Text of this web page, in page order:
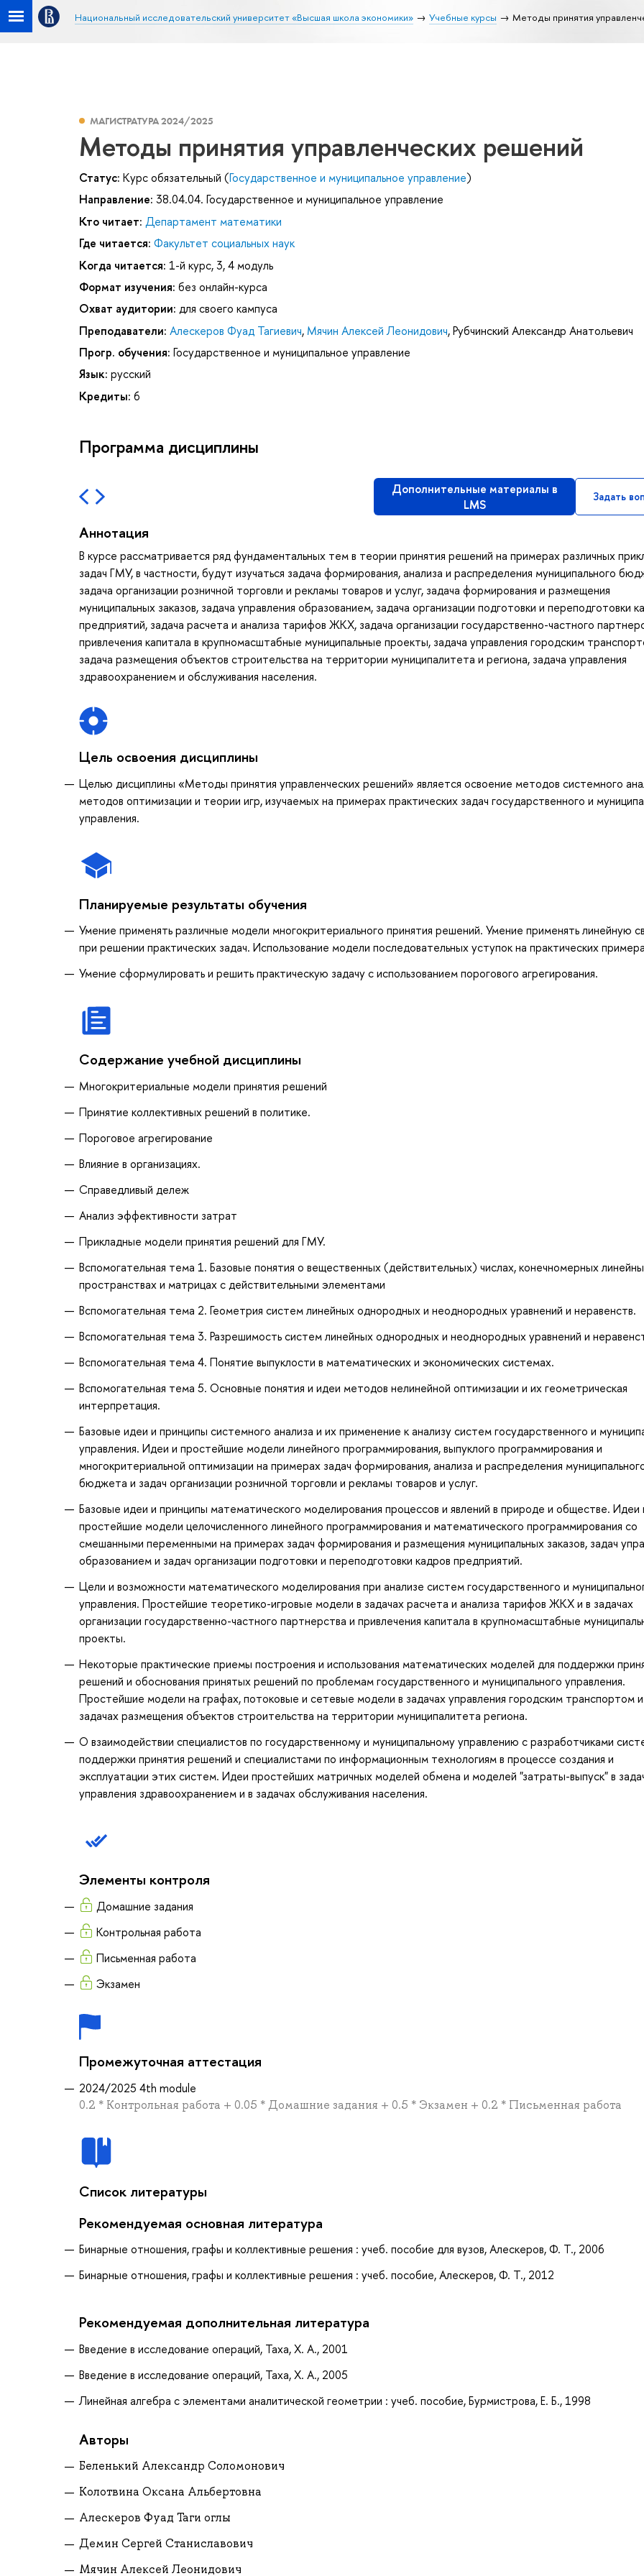
Национальный исследовательский университет «Высшая школа экономики» Учебные курсы Методы принятия
МАГИСТРАТУРА 2024/2025
Методы принятия управленческих решений
Статус: Курс обязательный (Государственное и муниципальное управление)
Направление: 38.04.04. Государственное и муниципальное управление
Кто читает: Департамент математики
Где читается: Факультет социальных наук
Когда читается: 1-й курс, 3, 4 модуль
Формат изучения: без онлайн-курса
Охват аудитории: для своего кампуса
Преподаватели: Алескеров Фуад Тагиевич, Мячин Алексей Леонидович,Рубчинский Александр Анатольевич
Прогр. обучения: Государственное и муниципальное управление
Язык: русский
Кредиты: 6
Программа дисциплины
Дополнительные материалы в
LMS
Задать
Аннотация
В курсе рассматривается ряд фундаментальных тем в теории принятия решений на примерах различных
задач ГМУ, в частности, будут изучаться задача формирования, анализа и распределения муниципального
задача организации розничной торговли и рекламы товаров и услуг, задача формирования и размещения
муниципальных заказов, задача управления образованием, задача организации подготовки и переподготовки
предприятий, задача расчета и анализа тарифов ЖКХ, задача организации государственно-частного
привлечения капитала в крупномасштабные муниципальные проекты, задача управления городским
задача размещения объектов строительства на территории муниципалитета и региона, задача управления
здравоохранением и обслуживания населения.
Цель освоения дисциплины
Целью дисциплины «Методы принятия управленческих решений» является освоениe методов системного
методов оптимизации и теории игр, изучаемых на примерах практических задач государственного и
управления.
Планируемые результаты обучения
Умение применять различные модели многокритериального принятия решений. Умение применять линейную
при решении практических задач. Использование модели последовательных уступок на практических
Умение сформулировать и решить практическую задачу с использованием порогового агрегирования.
Содержание учебной дисциплины
Многокритериальные модели принятия решений
Принятие коллективных решений в политике.
Пороговое агрегирование
Влияние в организациях.
Справедливый дележ
Анализ эффективности затрат
Прикладные модели принятия решений для ГМУ.
Вспомогательная тема 1. Базовые понятия о вещественных (действительных) числах, конечномерных
пространствах и матрицах с действительными элементами
Вспомогательная тема 2. Геометрия систем линейных однородных и неоднородных уравнений и неравенств.
Вспомогательная тема 3. Разрешимость систем линейных однородных и неоднородных уравнений и
Вспомогательная тема 4. Понятие выпуклости в математических и экономических системах.
Вспомогательная тема 5. Основные понятия и идеи методов нелинейной оптимизации и их геометрическая
интерпретация.
Базовые идеи и принципы системного анализа и их применение к анализу систем государственного и
управления. Идеи и простейшие модели линейного программирования, выпуклого программирования и
многокритериальной оптимизации на примерах задач формирования, анализа и распределения
бюджета и задач организации розничной торговли и рекламы товаров и услуг.
Базовые идеи и принципы математического моделирования процессов и явлений в природе и обществе. Идеи
простейшие модели целочисленного линейного программирования и математического программирования со
смешанными переменными на примерах задач формирования и размещения муниципальных заказов, задач
образованием и задач организации подготовки и переподготовки кадров предприятий.
Цели и возможности математического моделирования при анализе систем государственного и
управления. Простейшие теоретико-игровые модели в задачах расчета и анализа тарифов ЖКХ и в задачах
организации государственно-частного партнерства и привлечения капитала в крупномасштабные
проекты.
Некоторые практические приемы построения и использования математических моделей для поддержки
решений и обоснования принятых решений по проблемам государственного и муниципального управления.
Простейшие модели на графах, потоковые и сетевые модели в задачах управления городским транспортом
задачах размещения объектов строительства на территории муниципалитета региона.
О взаимодействии специалистов по государственному и муниципальному управлению с разработчиками
поддержки принятия решений и специалистами по информационным технологиям в процессе создания и
эксплуатации этих систем. Идеи простейших матричных моделей обмена и моделей "затраты-выпуск" в
управления здравоохранением и в задачах обслуживания населения.
Элементы контроля
Домашние задания
Контрольная работа
Письменная работа
Экзамен
Промежуточная аттестация
2024/2025 4th module
0.2 * Контрольная работа + 0.05 * Домашние задания + 0.5 * Экзамен + 0.2 * Письменная работа
Список литературы
Рекомендуемая основная литература
Бинарные отношения, графы и коллективные решения : учеб. пособие для вузов, Алескеров, Ф. Т., 2006
Бинарные отношения, графы и коллективные решения : учеб. пособие, Алескеров, Ф. Т., 2012
Рекомендуемая дополнительная литература
Введение в исследование операций, Таха, Х. А., 2001
Введение в исследование операций, Таха, Х. А., 2005
Линейная алгебра с элементами аналитической геометрии : учеб. пособие, Бурмистрова, Е. Б., 1998
Авторы
Беленький Александр Соломонович
Колотвина Оксана Альбертовна
Алескеров Фуад Таги оглы
Демин Сергей Станиславович
Мячин Алексей Леонидович